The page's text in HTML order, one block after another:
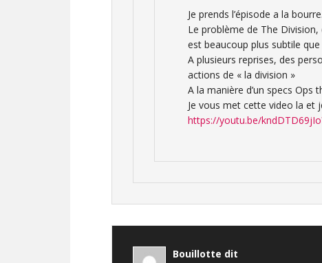
Je prends l’épisode a la bourre.
Le problème de The Division,
est beaucoup plus subtile que
A plusieurs reprises, des
actions de « la division »
A la manière d’un specs Ops
Je vous met cette video la et
https://youtu.be/
Bouillotte dit